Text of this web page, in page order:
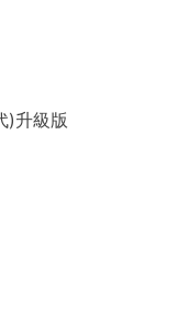
)升級版